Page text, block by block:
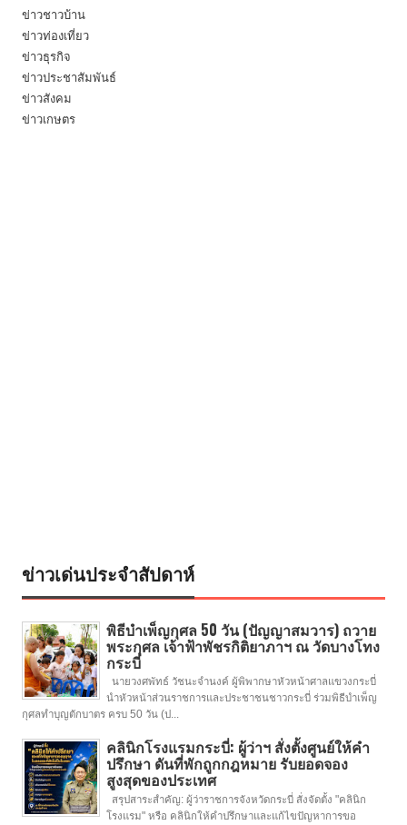
ข่าวชาวบ้าน
ข่าวท่องเที่ยว
ข่าวธุรกิจ
ข่าวประชาสัมพันธ์
ข่าวสังคม
ข่าวเกษตร
ข่าวเด่นประจำสัปดาห์
พิธีบำเพ็ญกุศล 50 วัน (ปัญญาสมวาร) ถวาย
พระกุศล เจ้าฟ้าพัชรกิติยาภาฯ ณ วัดบางโทง
กระบี่
นายวงศพัทธ์ วัชนะจำนงค์ ผู้พิพากษาหัวหน้าศาลแขวงกระบี่
นำหัวหน้าส่วนราชการและประชาชนชาวกระบี่ ร่วมพิธีบำเพ็ญ
กุศลทำบุญตักบาตร ครบ 50 วัน (ป...
คลินิกโรงแรมกระบี่: ผู้ว่าฯ สั่งตั้งศูนย์ให้คำ
ปรึกษา ดันที่พักถูกกฎหมาย รับยอดจอง
สูงสุดของประเทศ
สรุปสาระสำคัญ: ผู้ว่าราชการจังหวัดกระบี่ สั่งจัดตั้ง "คลินิก
โรงแรม" หรือ คลินิกให้คำปรึกษาและแก้ไขปัญหาการขอ